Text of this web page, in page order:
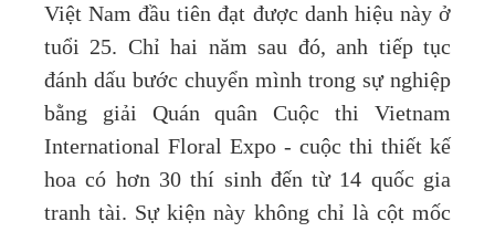
Việt Nam đầu tiên đạt được danh hiệu này ở
tuổi 25. Chỉ hai năm sau đó, anh tiếp tục
đánh dấu bước chuyển mình trong sự nghiệp
bằng giải Quán quân Cuộc thi Vietnam
International Floral Expo - cuộc thi thiết kế
hoa có hơn 30 thí sinh đến từ 14 quốc gia
tranh tài. Sự kiện này không chỉ là cột mốc